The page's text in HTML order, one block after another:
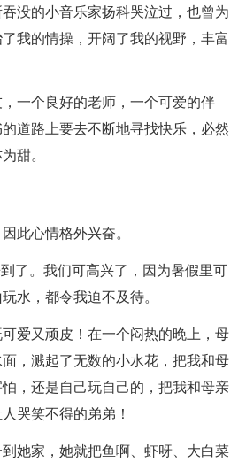
没的小音乐家扬科哭泣过，也曾为
我的情操，开阔了我的视野，丰富
一个良好的老师，一个可爱的伴
道路上要去不断地寻找快乐，必然
甜。
此心情格外兴奋。
了。我们可高兴了，因为暑假里可
水，都令我迫不及待。
爱又顽皮！在一个闷热的晚上，母
，溅起了无数的小水花，把我和母
，还是自己玩自己的，把我和母亲
哭笑不得的弟弟！
她家，她就把鱼啊、虾呀、大白菜